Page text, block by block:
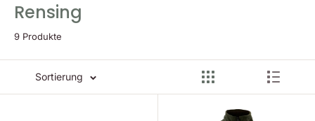
Rensing
9 Produkte
Sortierung